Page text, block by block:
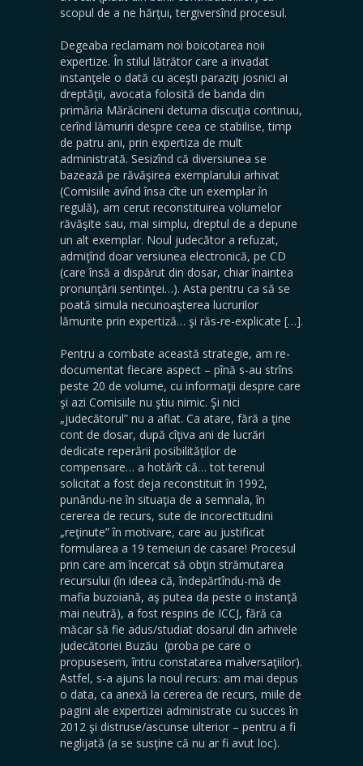
scopul de a ne hărţui, tergiversînd procesul.
Degeaba reclamam noi boicotarea noii
expertize. În stilul lătrător care a invadat
instanţele o dată cu aceşti paraziţi josnici ai
dreptăţii, avocata folosită de banda din
primăria Mărăcineni deturna discuţia continuu,
cerînd lămuriri despre ceea ce stabilise, timp
de patru ani, prin expertiza de mult
administrată. Sesizînd că diversiunea se
bazează pe răvăşirea exemplarului arhivat
(Comisiile avînd însa cîte un exemplar în
regulă), am cerut reconstituirea volumelor
răvăşite sau, mai simplu, dreptul de a depune
un alt exemplar. Noul judecător a refuzat,
admiţînd doar versiunea electronică, pe CD
(care însă a dispărut din dosar, chiar înaintea
pronunţării sentinţei…). Asta pentru ca să se
poată simula necunoaşterea lucrurilor
lămurite prin expertiză… şi răs-re-explicate […].
Pentru a combate această strategie, am re-
documentat fiecare aspect – pînă s-au strîns
peste 20 de volume, cu informaţii despre care
şi azi Comisiile nu ştiu nimic. Şi nici
„judecătorul” nu a aflat. Ca atare, fără a ţine
cont de dosar, după cîţiva ani de lucrări
dedicate reperării posibilităţilor de
compensare… a hotărît că… tot terenul
solicitat a fost deja reconstituit în 1992,
punându-ne în situaţia de a semnala, în
cererea de recurs, sute de incorectitudini
„reţinute” în motivare, care au justificat
formularea a 19 temeiuri de casare! Procesul
prin care am încercat să obţin strămutarea
recursului (în ideea că, îndepărtîndu-mă de
mafia buzoiană, aş putea da peste o instanţă
mai neutră), a fost respins de ICCJ, fără ca
măcar să fie adus/studiat dosarul din arhivele
judecătoriei Buzău (proba pe care o
propusesem, întru constatarea malversaţiilor).
Astfel, s-a ajuns la noul recurs: am mai depus
o data, ca anexă la cererea de recurs, miile de
pagini ale expertizei administrate cu succes în
2012 şi distruse/ascunse ulterior – pentru a fi
neglijată (a se susţine că nu ar fi avut loc).